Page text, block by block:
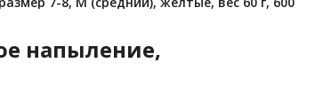
напыление,